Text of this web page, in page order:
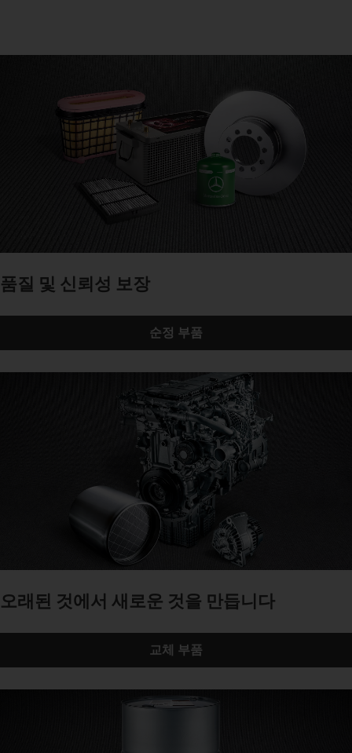
품질 및 신뢰성 보장
순정 부품
오래된 것에서 새로운 것을 만듭니다
교체 부품